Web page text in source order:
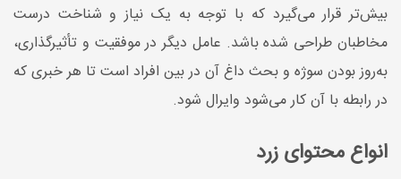
بیش‌تر قرار می‌گیرد که با توجه ‌به یک نیاز و شناخت درست
مخاطبان طراحی شده باشد. عامل دیگر در موفقیت و تأثیرگذاری،
به‌روز بودن سوژه و بحث داغ آن در بین افراد است تا هر خبری که
در رابطه با آن کار می‌شود وایرال شود.
انواع محتوای زرد